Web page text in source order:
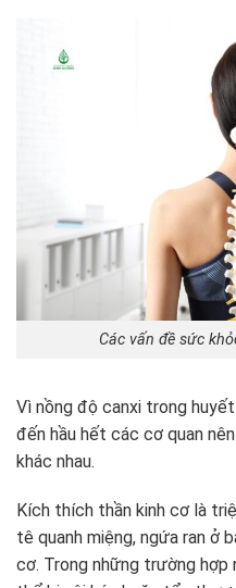
Các vấn đề sức
Vì nồng độ canxi trong
đến hầu hết các cơ quan
khác nhau.
Kích thích thần kinh cơ là
tê quanh miệng, ngứa ran ở
cơ. Trong những trường hợp